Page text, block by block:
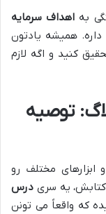
به اهداف سرمایه
همیشه یادتون
کنید و اگه لازم
توصیه
مختلف رو
یه سری درس
که واقعاً می تونن